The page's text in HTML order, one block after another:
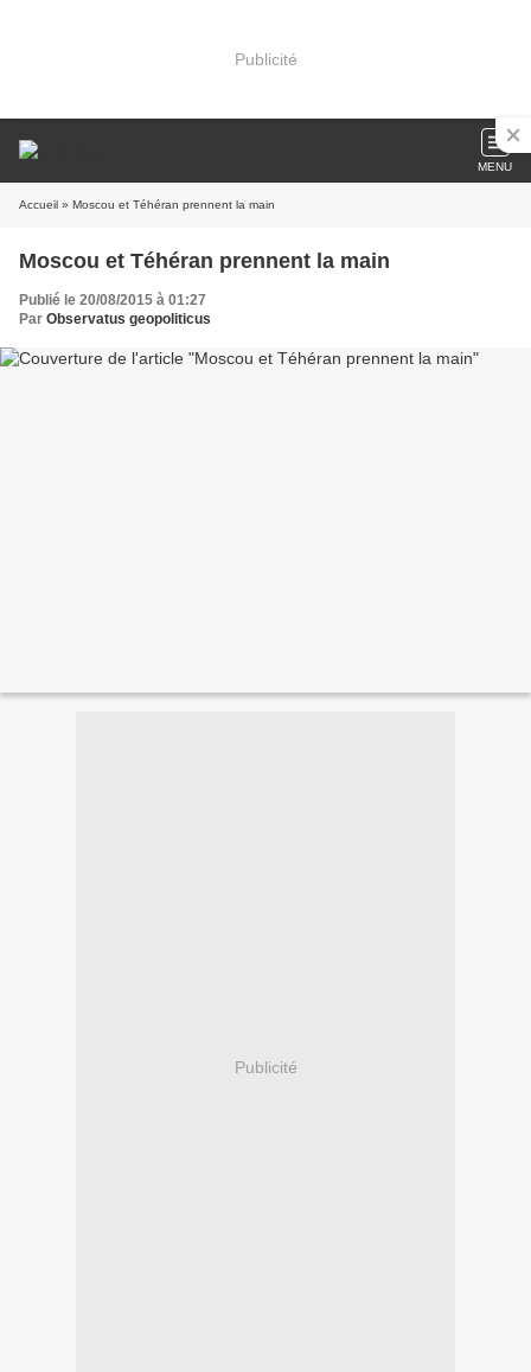
Publicité
MENU
Accueil » Moscou et Téhéran prennent la main
Moscou et Téhéran prennent la main
Publié le 20/08/2015 à 01:27
Par Observatus geopoliticus
Publicité